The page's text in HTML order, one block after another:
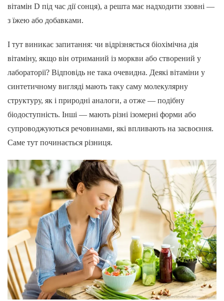
вітамін D під час дії сонця), а решта має надходити ззовні —
з їжею або добавками.
І тут виникає запитання: чи відрізняється біохімічна дія
вітаміну, якщо він отриманий із моркви або створений у
лабораторії? Відповідь не така очевидна. Деякі вітаміни у
синтетичному вигляді мають таку саму молекулярну
структуру, як і природні аналоги, а отже — подібну
біодоступність. Інші — мають різні ізомерні форми або
супроводжуються речовинами, які впливають на засвоєння.
Саме тут починається різниця.